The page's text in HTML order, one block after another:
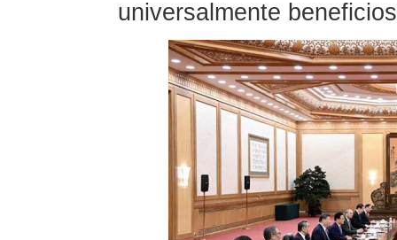
universalmente